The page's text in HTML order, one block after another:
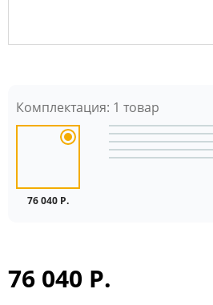
Комплектация: 1 товар
76 040 Р.
76 040 Р.